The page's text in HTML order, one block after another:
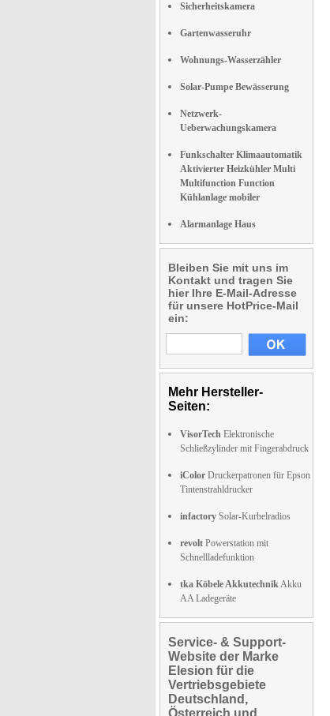
Sicherheitskamera
Gartenwasseruhr
Wohnungs-Wasserzähler
Solar-Pumpe Bewässerung
Netzwerk-
Ueberwachungskamera
Funkschalter Klimaautomatik
Aktivierter Heizkühler Multi
Multifunction Function
Kühlanlage mobiler
Alarmanlage Haus
Bleiben Sie mit uns im
Kontakt und tragen Sie
hier Ihre E-Mail-Adresse
für unsere HotPrice-Mail
ein:
Mehr Hersteller-
Seiten:
VisorTech Elektronische
Schließzylinder mit Fingerabdruck
iColor Druckerpatronen für Epson
Tintenstrahldrucker
infactory Solar-Kurbelradios
revolt Powerstation mit
Schnellladefunktion
tka Köbele AkkutechnikAkku
AA Ladegeräte
Service- & Support-
Website der Marke
Elesion für die
Vertriebsgebiete
Deutschland,
Österreich und